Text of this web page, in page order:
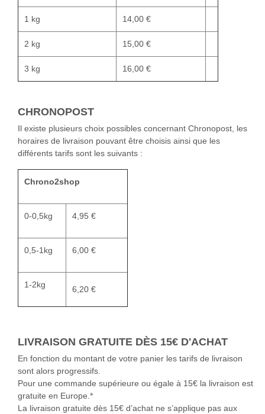
1 kg 14,00 €
2 kg 15,00 €
3 kg 16,00 €
CHRONOPOST
Il existe plusieurs choix possibles concernant Chronopost, les
horaires de livraison pouvant être choisis ainsi que les
différents tarifs sont les suivants :
Chrono2shop
0-0,5kg 4,95 €
0,5-1kg 6,00 €
1-2kg 6,20 €
LIVRAISON GRATUITE DÈS 15€ D'ACHAT
En fonction du montant de votre panier les tarifs de livraison
sont alors progressifs.
Pour une commande supérieure ou égale à 15€ la livraison est
gratuite en Europe.*
La livraison gratuite dès 15€ d’achat ne s’applique pas aux